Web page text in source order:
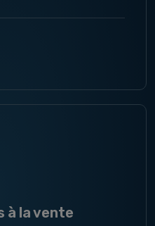
à la vente